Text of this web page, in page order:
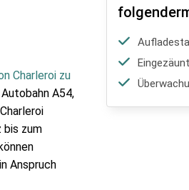
Charleroi zu
A54,
zum
in Anspruch